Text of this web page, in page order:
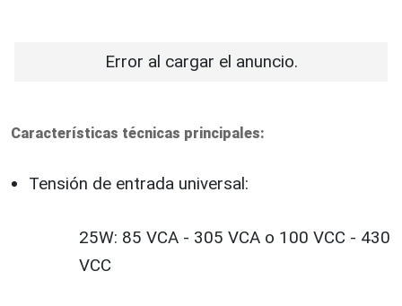
Error al cargar el anuncio.
Características técnicas principales:
Tensión de entrada universal:
25W: 85 VCA - 305 VCA o 100 VCC - 430
VCC